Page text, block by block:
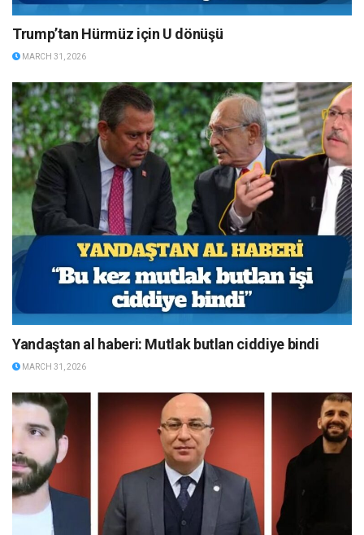
Trump’tan Hürmüz için U dönüşü
MARCH 31, 2026
Yandaştan al haberi: Mutlak butlan ciddiye bindi
MARCH 31, 2026